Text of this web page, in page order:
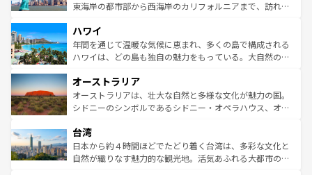
ことができる。国民の所得が高いため物価も高いが、旅行
ば市内交通費無料で観光を楽しむこともできる。 なお、新
着のスイス情報はコンテンツ一覧 を参照してほしい。
東海岸の都市部から西海岸のカリフォルニアまで、訪れる
のような巨大都市は、観光、ショッピング、エンターテイ
ンメントが詰まった刺激的なスポットだ。一方、アメリカ
西部には大自然が広がり、グランドキャニオンやイエロー
部のニューオーリンズでは、音楽と美食が融合した独特の
文化が魅力。旅行者はアメリカの各地域で異なる魅力を楽
しみながら、その多様性と豊かな歴史を感じることができ
ならではの贅沢な旅のスタイルだ。 なお、新着のアメリカ
情報はコンテンツ一覧を参照してほしい。
ハワイ
年間を通じて温暖な気候に恵まれ、多くの島で構成される
ハワイは、どの島も独自の魅力をもっている。大自然の神
ワイ島は見逃せない。また、定番の観光地といえばオアフ
島だが、静かな自然を求めるならマウイ島やカウアイ島が
おすすめ。エメラルドグリーンに輝く海をはじめ、豊かな
れるおもてなしの心で訪れる人々を迎えてくれるハワイの
人々、おいしいローカルフードやハワイアンミュージッ
ク、伝統的なフラダンスなど、すべてがハワイの魅力を彩
オーストラリア
オーストラリアは、壮大な自然と多様な文化が魅力の国。
シドニーのシンボルであるシドニー・オペラハウス、オー
リアリーフや大陸中央部にそびえるウルル（エアーズロッ
ク）、タスマニアの美しい原生林やケアンズの熱帯雨林な
ど、見どころがたくさん。また、カフェやワイン、オージ
台湾
日本から約４時間ほどでたどり着く台湾は、多彩な文化と
自然が織りなす魅力的な観光地。活気あふれる大都市の台